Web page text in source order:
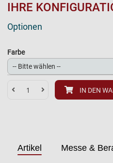
IHRE
Optionen
Farbe
IN DEN
Artikel Messe &